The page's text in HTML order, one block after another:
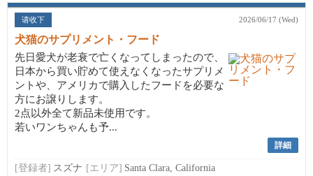
请收下 2026/06/17 (Wed)
犬猫のサプリメント・フード
先日愛犬が老衰で亡くなってしまったので、
日本から買い貯めて使えなくなったサプリメ
ントや、アメリカで購入したフードを必要な
方にお譲りします。
2点以外全て新品未使用です。
若いワンちゃんも予...
詳細
[登録者] スズナ [エリア] Santa Clara, California